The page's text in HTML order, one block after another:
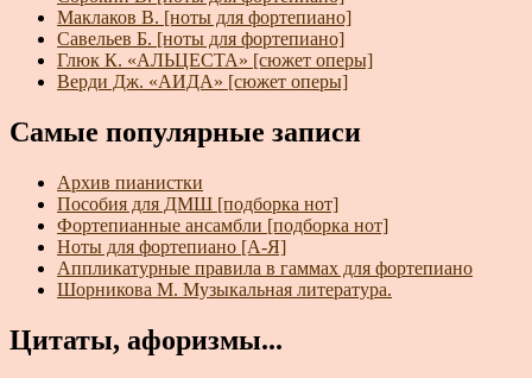
Маклаков В. [ноты для фортепиано]
Савельев Б. [ноты для фортепиано]
Глюк К. «АЛЬЦЕСТА» [сюжет оперы]
Верди Дж. «АИДА» [сюжет оперы]
Самые популярные записи
Архив пианистки
Пособия для ДМШ [подборка нот]
Фортепианные ансамбли [подборка нот]
Ноты для фортепиано [А-Я]
Аппликатурные правила в гаммах для фортепиано
Шорникова М. Музыкальная литература.
Цитаты, афоризмы...